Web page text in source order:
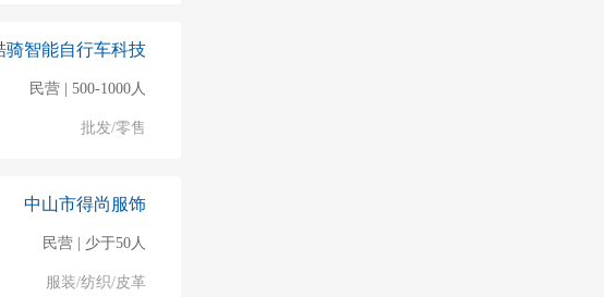
骑智能自行车科技
民营 | 500-1000人
批发/零售
中山市得尚服饰
民营 | 少于50人
服装/纺织/皮革